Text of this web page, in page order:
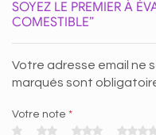
SOYEZ LE PREMIER À
COMESTIBLE”
Votre adresse email ne
marqués sont
Votre note *